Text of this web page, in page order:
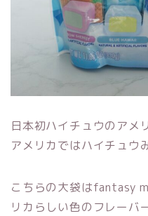
日本初ハイチュウのアメ
アメリカではハイチュウ
こちらの大袋はfantasy
リカらしい色のフレーバ